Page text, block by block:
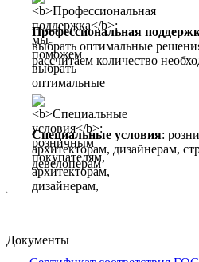
Профессиональная
выбрать оптимальные
рассчитаем количество
Специальные условия:
архитекторам, дизайнерам,
девелоперам
Документы